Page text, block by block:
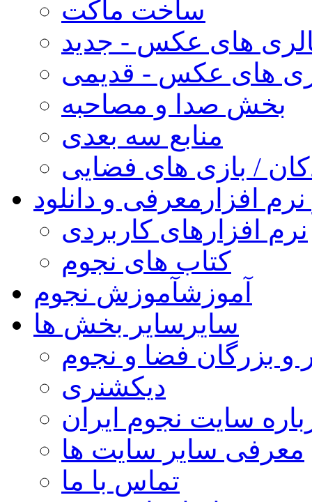
ساخت ماکت
های عکس - جدید
های عکس - قدیمی
بخش صدا و مصاحبه
منابع سه بعدی
/ بازی های فضایی
افزار معرفی و دانلود
نرم افزارهای کاربردی
کتاب های نجوم
آموزشآموزش نجوم
سایر سایر بخش ها
و بزرگان فضا و نجوم
دیکشنری
سایت نجوم ایران
معرفی سایر سایت ها
تماس با ما